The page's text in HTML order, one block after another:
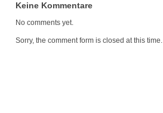
Keine Kommentare
No comments yet.
Sorry, the comment form is closed at this time.